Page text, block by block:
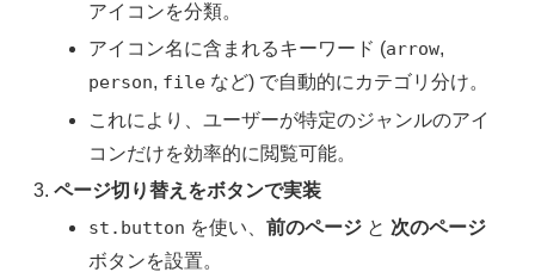
アイコンを分類。
アイコン名に含まれるキーワード (arrow,
person, file など) で自動的にカテゴリ分け。
これにより、ユーザーが特定のジャンルのアイ
コンだけを効率的に閲覧可能。
ページ切り替えをボタンで実装
st.button を使い、前のページ と 次のページ
ボタンを設置。